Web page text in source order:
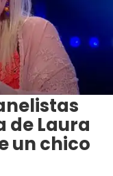
de Laura
un chico